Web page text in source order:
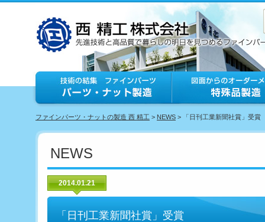
ファインパーツ・ナットの製造 西 精工 > NEWS > 「日刊工業新聞社賞」受賞
NEWS
2014.01.21
「日刊工業新聞社賞」受賞